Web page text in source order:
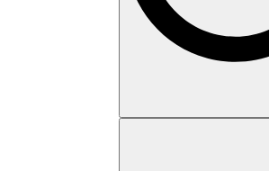
Search